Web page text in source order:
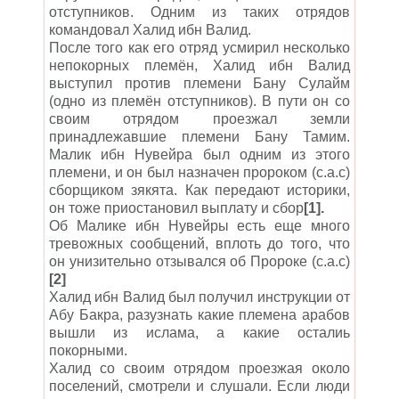
отступников. Одним из таких отрядов
командовал Халид ибн Валид.
После того как его отряд усмирил несколько
непокорных племён, Халид ибн Валид
выступил против племени Бану Сулайм
(одно из племён отступников). В пути он со
своим отрядом проезжал земли
принадлежавшие племени Бану Тамим.
Малик ибн Нувейра был одним из этого
племени, и он был назначен пророком (с.а.с)
сборщиком зякята. Как передают историки,
он тоже приостановил выплату и сбор[1].
Об Малике ибн Нувейры есть еще много
тревожных сообщений, вплоть до того, что
он унизительно отзывался об Пророке (с.а.с)
[2]
Халид ибн Валид был получил инструкции от
Абу Бакра, разузнать какие племена арабов
вышли из ислама, а какие осталиь
покорными.
Халид со своим отрядом проезжая около
поселений, смотрели и слушали. Если люди